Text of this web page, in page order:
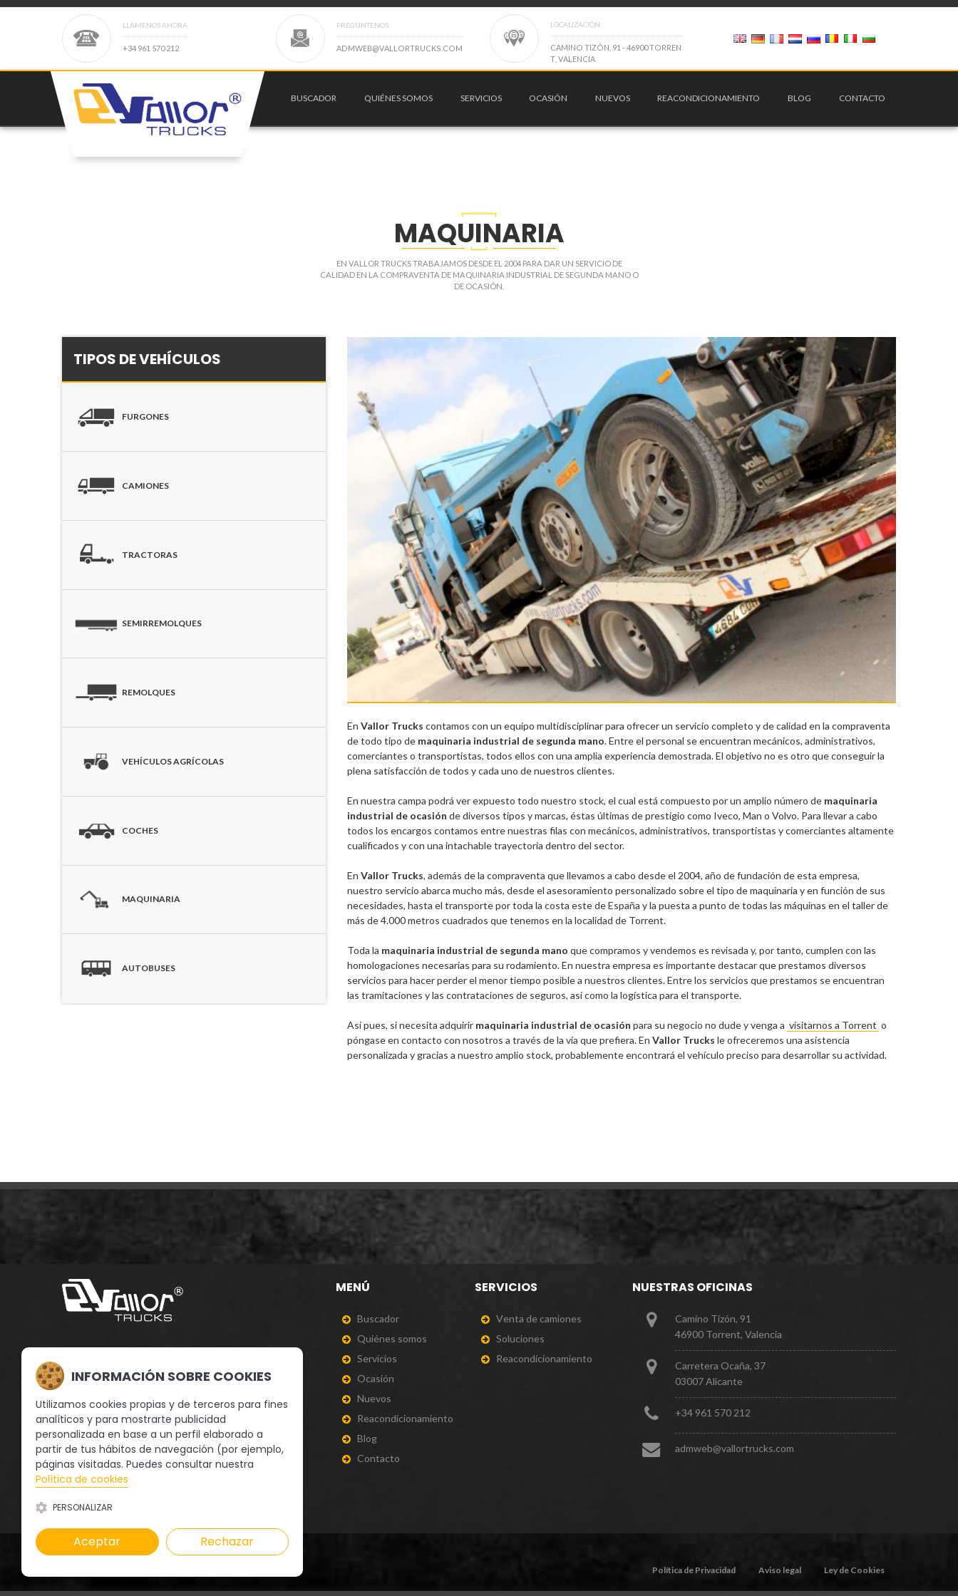
LLÁMENOS AHORA
+34 961 570 21 2
PREGÚNTENOS
ADMWEB@VAL L ORTRUCKS COM
LOCALIZACIÓN
CAMINO TIZÓN 91 - 46900TORREN
T, VAL ENCIA
BUSCADOR QUIÉNES SOMOS SERVICIOS OCASIÓN NUEVOS REACONDICIONAMIENTO BLOG CONTACTO
MAQUINARIA
EN VALLOR TRUCKS TRABAJAMOS DESDE EL 2004 PARA DAR UN SERVICIO DE
CALIDAD EN LA COMPRAVENTA DE MAQUINARIA INDUSTRIAL DE SEGUNDA MANO O
DE OCASIÓN.
En Vallor Trucks contamos con un equipo multidisciplinar para ofrecer un servicio completo y de calidad en la compraventa
de todo tipo de maquinaria industrial de segunda mano. Entre el personal se encuentran mecánicos, administrativos,
comerciantes o transportistas, todos ellos con una amplia experiencia demostrada. El objetivo no es otro que conseguir la
plena satisfacción de todos y cada uno de nuestros clientes.
En nuestra campa podrá ver expuesto todo nuestro stock, el cual está compuesto por un amplio número de maquinaria
industrial de ocasión de diversos tipos y marcas, éstas últimas de prestigio como Iveco, Man o Volvo. Para llevar a cabo
todos los encargos contamos entre nuestras filas con mecánicos, administrativos, transportistas y comerciantes altamente
cualificados y con una intachable trayectoria dentro del sector.
En Vallor Trucks, además de la compraventa que llevamos a cabo desde el 2004, año de fundación de esta empresa,
nuestro servicio abarca mucho más, desde el asesoramiento personalizado sobre el tipo de maquinaria y en función de sus
necesidades, hasta el transporte por toda la costa este de España y la puesta a punto de todas las máquinas en el taller de
más de 4.000 metros cuadrados que tenemos en la localidad de Torrent.
Toda la maquinaria industrial de segunda mano que compramos y vendemos es revisada y, por tanto, cumplen con las
homologaciones necesarias para su rodamiento. En nuestra empresa es importante destacar que prestamos diversos
servicios para hacer perder el menor tiempo posible a nuestros clientes. Entre los servicios que prestamos se encuentran
las tramitaciones y las contrataciones de seguros, así como la logística para el transporte.
Así pues, si necesita adquirir maquinaria industrial de ocasión para su negocio no dude y venga a visitarnos a Torrent o
póngase en contacto con nosotros a través de la vía que prefiera. En Vallor Trucks le ofreceremos una asistencia
personalizada y gracias a nuestro amplio stock, probablemente encontrará el vehículo preciso para desarrollar su actividad.
TIPOS DE VEHÍCULOS
FURGONES
CAMIONES
TRACTORAS
SEMIRREMOLQUES
REMOLQUES
VEHÍCULOS AGRÍCOLAS
COCHES
MAQUINARIA
AUTOBUSES
2004 para ofrecer un servicio eficiente, profesional
y de calidad en la compraventa de camiones de
etc., y todo tipo de maquinaria industrial y de
ocasión.
SÍGUENOS
MENÚ
Buscador
Quiénes somos
Servicios
Ocasión
Nuevos
Reacondicionamiento
Blog
Contacto
SERVICIOS
Venta de camiones
Soluciones
Reacondicionamiento
NUESTRAS OFICINAS
Camino Tizón, 91
46900 Torrent, Valencia
Carretera Ocaña, 37
03007 Alicante
+34 961 570 21 2
admweb@vallortrucks.com
Política de Privacidad Aviso legal Ley de Cookies
INFORMACIÓN SOBRE COOKIES
Utilizamos cookies propias y de terceros para fines
analíticos y para mostrarte publicidad
personalizada en base a un perfil elaborado a
partir de tus hábitos de navegación (por ejemplo,
páginas visitadas. Puedes consultar nuestra
Política de cookies
PERSONALIZAR
Aceptar Rechazar